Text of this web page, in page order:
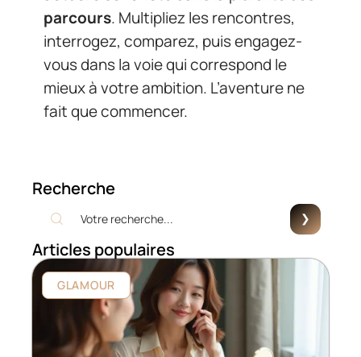
parcours. Multipliez les rencontres,
interrogez, comparez, puis engagez-
vous dans la voie qui correspond le
mieux à votre ambition. L’aventure ne
fait que commencer.
Recherche
Articles populaires
GLAMOUR